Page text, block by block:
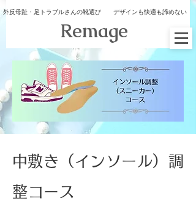
外反母趾・足トラブルさんの靴選び デザインも快適も諦めない
​Remage
​中敷き（インソール）調
整コース